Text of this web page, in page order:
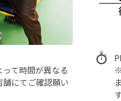
て時間が異なる
にてご確認願い